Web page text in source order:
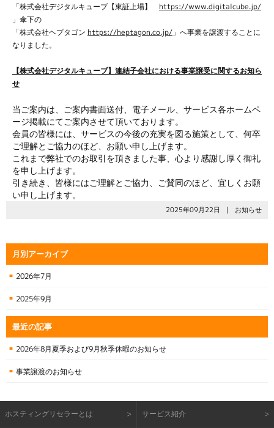
「株式会社デジタルキューブ【東証上場】 https://www.digitalcube.jp/
」傘下の
「株式会社ヘプタゴン https://heptagon.co.jp/ 」へ事業を譲渡することに
なりました。
【株式会社デジタルキューブ】連結子会社における事業譲受に関するお知ら
せ
当ご案内は、ご案内書面送付、電子メール、サービス各ホームペ
ージ掲載にてご案内させて頂いております。
会員の皆様には、サービスの今後の充実を図る施策として、何卒
ご理解とご協力のほど、お願い申し上げます。
これまで弊社でのお取引を頂きました事、心より感謝し厚く御礼
を申し上げます。
引き続き、皆様にはご理解とご協力、ご賛同のほど、宜しくお願
い申し上げます。
2025年09月22日 お知らせ
月別アーカイブ
2026年7月
2025年9月
最近の記事
2026年8月夏季および9月秋季休暇のお知らせ
事業譲渡のお知らせ
ホスティングリセラーとは サービス紹介